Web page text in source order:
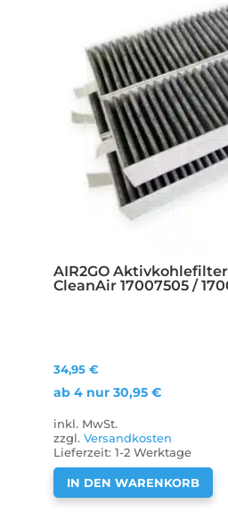
AIR2GO
CleanAir 17007505 /
34,95 €
ab 4 nur 30,95 €
inkl. MwSt.
zzgl. Versandkosten
Lieferzeit: 1-2 Werktage
IN DEN WARENKORB